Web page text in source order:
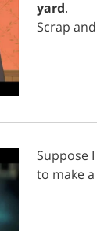
yard.
Scrap and
Suppose I
to makea